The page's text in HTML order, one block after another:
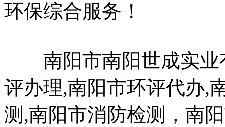
环保综合服务！
南阳市南阳世成实业
评办理,南阳市环评代办,
测,南阳市消防检测，南